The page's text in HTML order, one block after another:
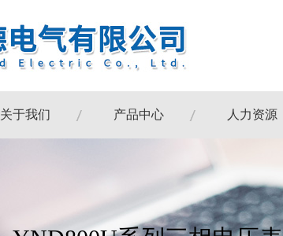
关于我们 产品中心 人力资源